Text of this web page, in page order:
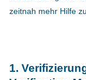
zeitnah mehr Hilfe
1.